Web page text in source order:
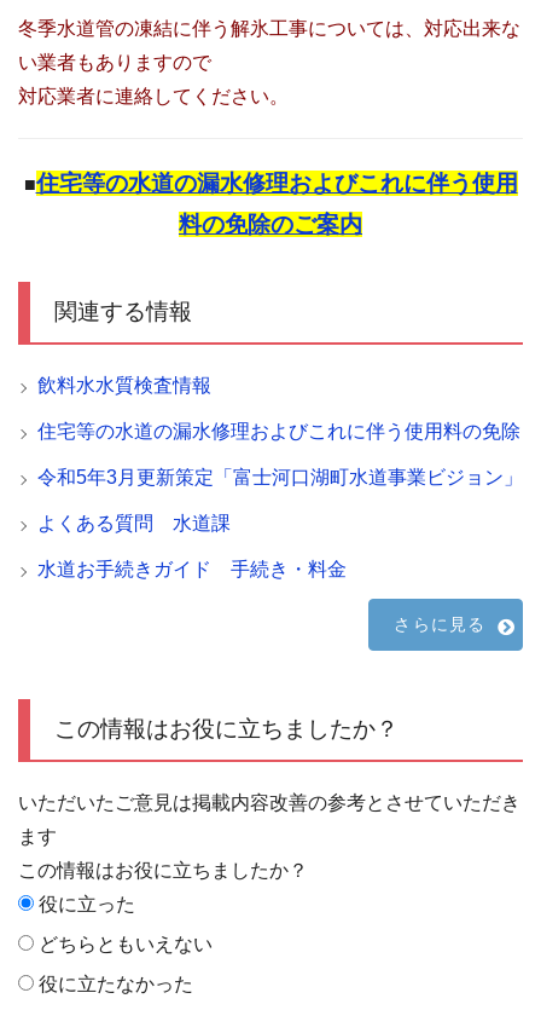
冬季水道管の凍結に伴う解氷工事については、対応出来な
い業者もありますので
対応業者に連絡してください。
■住宅等の水道の漏水修理およびこれに伴う使用
料の免除のご案内
関連する情報
飲料水水質検査情報
住宅等の水道の漏水修理およびこれに伴う使用料の免除
令和5年3月更新策定「富士河口湖町水道事業ビジョン」
よくある質問 水道課
水道お手続きガイド 手続き・料金
さらに見る
この情報はお役に立ちましたか？
いただいたご意見は掲載内容改善の参考とさせていただき
ます
この情報はお役に立ちましたか？
役に立った
どちらともいえない
役に立たなかった